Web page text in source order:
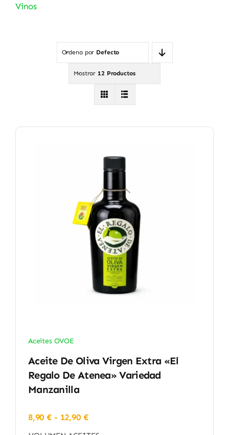
Vinos
Ordena por Defecto
Mostrar 12 Productos
Aceites OVOE
Aceite De Oliva Virgen Extra «El
Regalo De Atenea» Variedad
Manzanilla
8,90€ - 12,90 €Rango